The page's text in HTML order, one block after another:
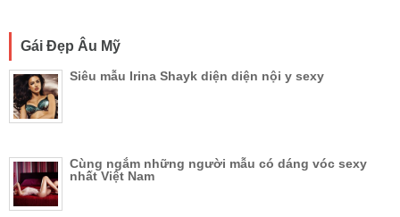
Gái Đẹp Âu Mỹ
Siêu mẫu Irina Shayk diện diện nội y sexy
Cùng ngắm những người mẫu có dáng vóc sexy
nhất Việt Nam